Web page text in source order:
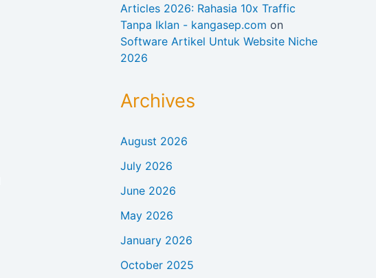
Articles 2026: Rahasia 10x Traffic
Tanpa Iklan - kangasep.com on
Software Artikel Untuk Website Niche
2026
Archives
August 2026
July 2026
June 2026
May 2026
January 2026
October 2025